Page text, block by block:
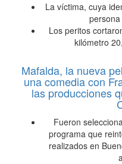
La víctima, cuya
Los peritos
kilómetro
Mafalda, la nueva
una comedia con
las producciones
Fueron
programa que
realizados en